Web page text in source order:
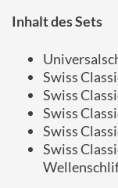
Inhalt des Sets
Swiss
Swiss
Swiss
Swiss
Swiss